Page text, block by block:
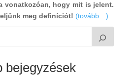
vonatkozóan, hogy mit is jelent.
meg definíciót! (tovább…)
bejegyzések